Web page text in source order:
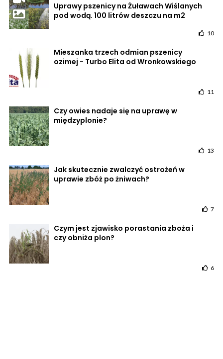
Uprawy pszenicy na Żuławach Wiślanych
pod wodą. 100 litrów deszczu na m2
10
Mieszanka trzech odmian pszenicy
ozimej - Turbo Elita od Wronkowskiego
11
Czy owies nadaje się na uprawę w
międzyplonie?
13
Jak skutecznie zwalczyć ostrożeń w
uprawie zbóż po żniwach?
7
Czym jest zjawisko porastania zboża i
czy obniża plon?
6